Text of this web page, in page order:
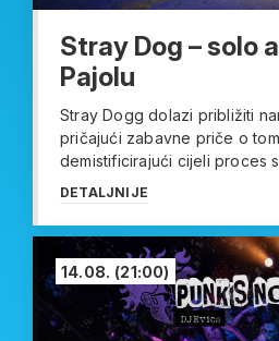
Stray Dog – solo
Pajolu
Stray Dogg dolazi približiti
pričajući zabavne priče o
demistificirajući cijeli proces
DETALJNIJE
14.08. (21:00)